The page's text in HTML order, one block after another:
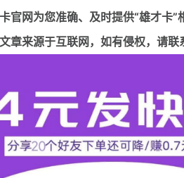
官网为您准确、及时提供“雄才卡”
章来源于互联网，如有侵权，请